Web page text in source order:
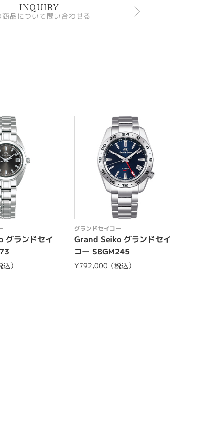
INQUIRY
商品について問い合わせる
グランドセイ
）
グランドセイコー
Grand Seiko グランドセイ
コー SBGM245
¥792,000（税込）